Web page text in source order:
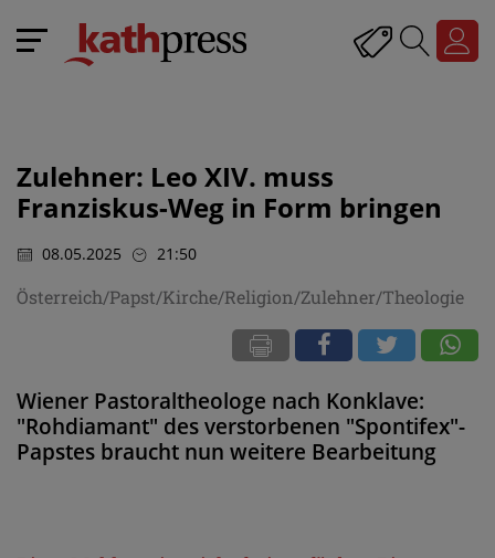
Zulehner: Leo XIV. muss
Franziskus-Weg in Form bringen
08.05.2025 21:50
Österreich/Papst/Kirche/Religion/Zulehner/Theologie
Wiener Pastoraltheologe nach Konklave:
"Rohdiamant" des verstorbenen "Spontifex"-
Papstes braucht nun weitere Bearbeitung